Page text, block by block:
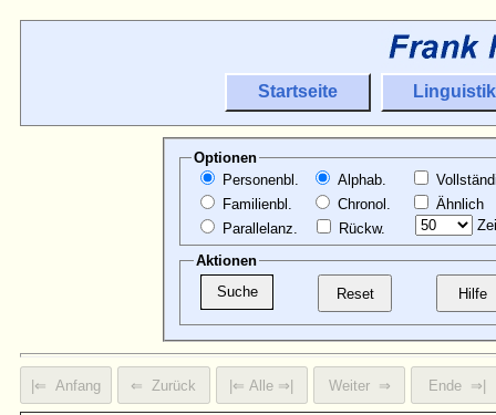
Startseite Linguistik
Optionen
Personenbl.
Familienbl.
Parallelanz.
Alphab.
Chronol.
Rückw.
Ähnlich
Aktionen